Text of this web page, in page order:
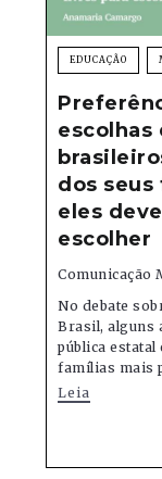
EDUCAÇÃO
escolhas
dos seus
eles
escolher
Comunicação
No debate
Brasil, alguns
pública estatal
famílias mais
Leia